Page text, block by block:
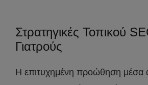
Στρατηγικές Τοπικού
Γιατρούς
Η επιτυχημένη προώθηση μέσα